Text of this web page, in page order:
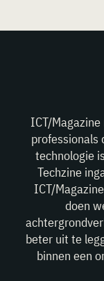
ICT/
professionals
technologie
Techzine
ICT/
doen
beter uit te
binnen een